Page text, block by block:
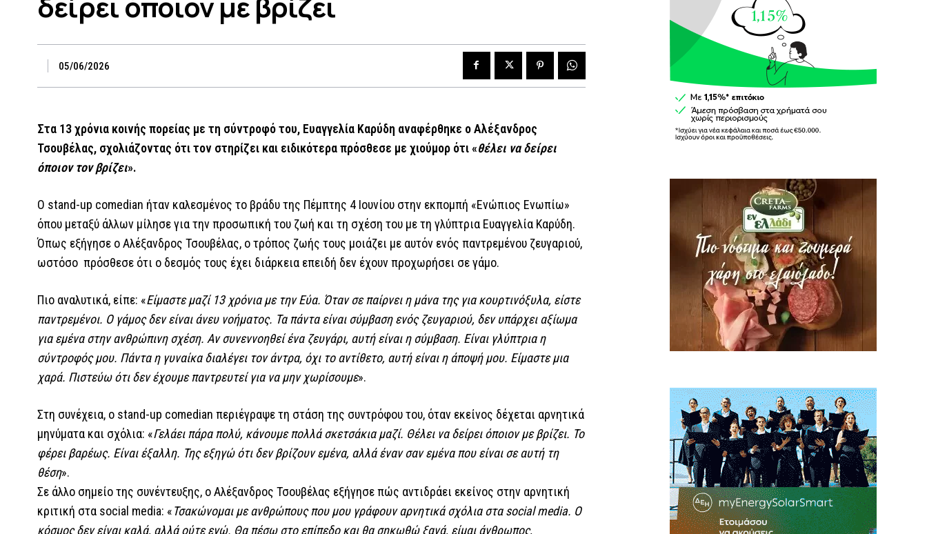
05/06/2026
Στα 13 χρόνια κοινής πορείας με τη σύντροφό του, Ευαγγελία Καρύδη αναφέρθηκε ο Αλέξανδρος
Τσουβέλας, σχολιάζοντας ότι τον στηρίζει και ειδικότερα πρόσθεσε με χιούμορ ότι «θέλει να δείρει
όποιον τον βρίζει».
Ο stand-up comedian ήταν καλεσμένος το βράδυ της Πέμπτης 4 Ιουνίου στην εκπομπή «Ενώπιος Ενωπίω»
όπου μεταξύ άλλων μίλησε για την προσωπική του ζωή και τη σχέση του με τη γλύπτρια Ευαγγελία Καρύδη.
Όπως εξήγησε ο Αλέξανδρος Τσουβέλας, ο τρόπος ζωής τους μοιάζει με αυτόν ενός παντρεμένου ζευγαριού,
ωστόσο πρόσθεσε ότι ο δεσμός τους έχει διάρκεια επειδή δεν έχουν προχωρήσει σε γάμο.
Πιο αναλυτικά, είπε: «Είμαστε μαζί 13 χρόνια με την Εύα. Όταν σε παίρνει η μάνα της για κουρτινόξυλα, είστε
παντρεμένοι. Ο γάμος δεν είναι άνευ νοήματος. Τα πάντα είναι σύμβαση ενός ζευγαριού, δεν υπάρχει αξίωμα
για εμένα στην ανθρώπινη σχέση. Αν συνεννοηθεί ένα ζευγάρι, αυτή είναι η σύμβαση. Είναι γλύπτρια η
σύντροφός μου. Πάντα η γυναίκα διαλέγει τον άντρα, όχι το αντίθετο, αυτή είναι η άποψή μου. Είμαστε μια
χαρά. Πιστεύω ότι δεν έχουμε παντρευτεί για να μην χωρίσουμε».
Στη συνέχεια, ο stand-up comedian περιέγραψε τη στάση της συντρόφου του, όταν εκείνος δέχεται αρνητικά
μηνύματα και σχόλια: «Γελάει πάρα πολύ, κάνουμε πολλά σκετσάκια μαζί. Θέλει να δείρει όποιον με βρίζει. Το
φέρει βαρέως. Είναι έξαλλη. Της εξηγώ ότι δεν βρίζουν εμένα, αλλά έναν σαν εμένα που είναι σε αυτή τη
θέση».
Σε άλλο σημείο της συνέντευξης, ο Αλέξανδρος Τσουβέλας εξήγησε πώς αντιδράει εκείνος στην αρνητική
κριτική στα social media: «Τσακώνομαι με ανθρώπους που μου γράφουν αρνητικά σχόλια στα social media. Ο
κόσμος δεν είναι καλά, αλλά ούτε εγώ. Θα πέσω στο επίπεδο και θα σηκωθώ ξανά, είμαι άνθρωπος,